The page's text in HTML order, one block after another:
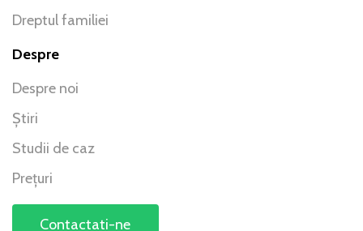
Dreptul familiei
Despre
Despre noi
Știri
Studii de caz
Prețuri
Contactati-ne